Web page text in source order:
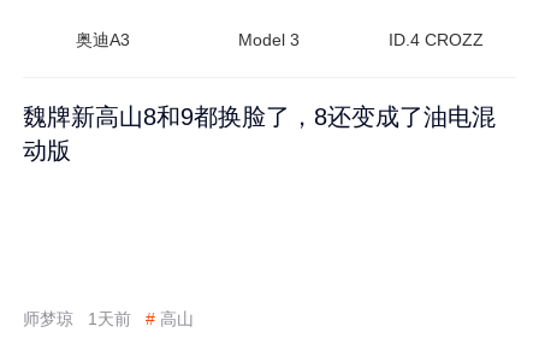
奥迪A3 Model 3 ID.4 CROZZ
魏牌新高山8和9都换脸了，8还变成了油电混
动版
师梦琼 1天前 # 高山